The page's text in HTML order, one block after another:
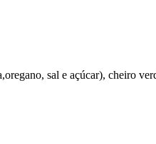
sal e açúcar), cheiro